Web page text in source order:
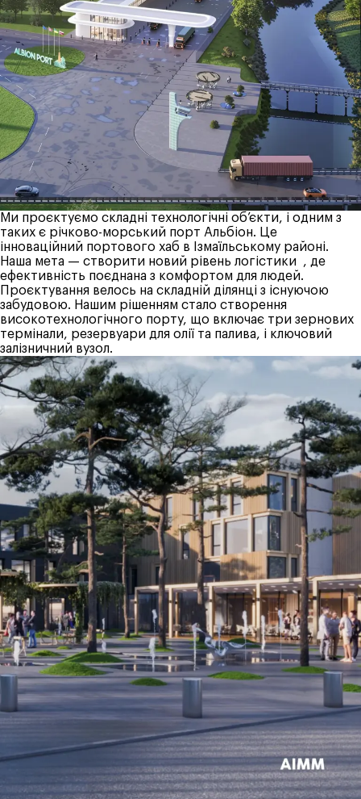
Ми проєктуємо складні технологічні об’єкти, і одним з
таких є річково-морський порт Альбіон. Це
інноваційний портового хаб в Ізмаїльському районі.
Наша мета — створити новий рівень логістики , де
ефективність поєднана з комфортом для людей.
Проєктування велось на складній ділянці з існуючою
забудовою. Нашим рішенням стало створення
високотехнологічного порту, що включає три зернових
термінали, резервуари для олії та палива, і ключовий
залізничний вузол.